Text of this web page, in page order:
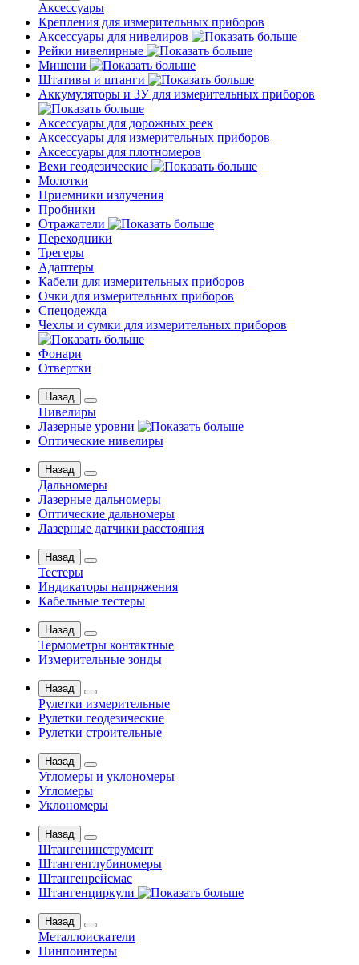
Аксессуары
Крепления для измерительных приборов
Аксессуары для нивелиров
Рейки нивелирные
Мишени
Штативы и штанги
Аккумуляторы и ЗУ для измерительных приборов
Аксессуары для дорожных реек
Аксессуары для измерительных приборов
Аксессуары для плотномеров
Вехи геодезические
Молотки
Приемники излучения
Пробники
Отражатели
Переходники
Трегеры
Адаптеры
Кабели для измерительных приборов
Очки для измерительных приборов
Спецодежда
Чехлы и сумки для измерительных приборов
Фонари
Отвертки
Назад
Нивелиры
Лазерные уровни
Оптические нивелиры
Назад
Дальномеры
Лазерные дальномеры
Оптические дальномеры
Лазерные датчики расстояния
Назад
Тестеры
Индикаторы напряжения
Кабельные тестеры
Назад
Термометры контактные
Измерительные зонды
Назад
Рулетки измерительные
Рулетки геодезические
Рулетки строительные
Назад
Угломеры и уклономеры
Угломеры
Уклономеры
Назад
Штангенинструмент
Штангенглубиномеры
Штангенрейсмас
Штангенциркули
Назад
Металлоискатели
Пинпоинтеры